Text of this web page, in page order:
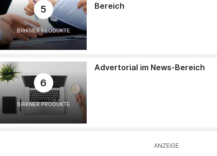
5
BIRKNER PRODUKTE
Bereich
6
BIRKNER PRODUKTE
Advertorial im News-Bereich